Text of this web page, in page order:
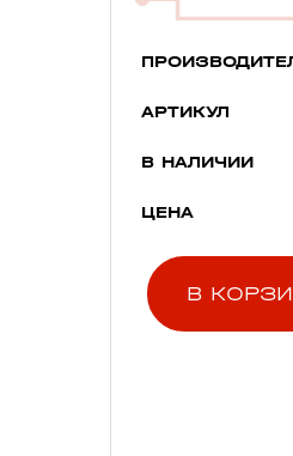
АРТИКУЛ
В НАЛИЧИИ
ЦЕНА
В